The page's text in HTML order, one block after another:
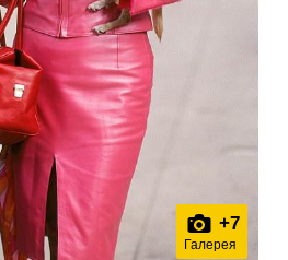
+7
Галерея